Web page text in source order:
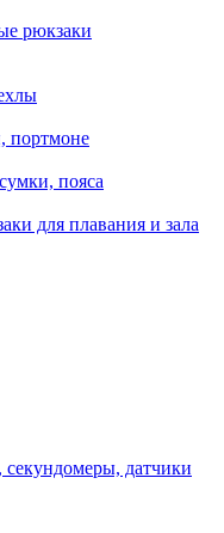
рюкзаки
портмоне
пояса
для плавания и зала
датчики